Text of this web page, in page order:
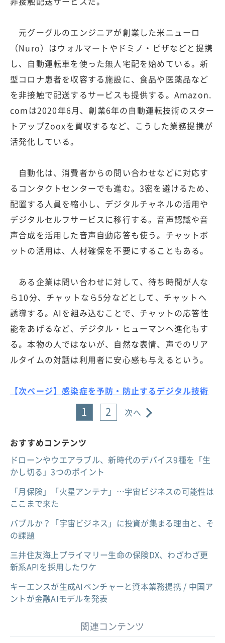
元グーグルのエンジニアが創業した米ニューロ
（Nuro）はウォルマートやドミノ・ピザなどと提携
し、自動運転車を使った無人宅配を始めている。新
型コロナ患者を収容する施設に、食品や医薬品など
を非接触で配送するサービスも提供する。Amazon.
comは2020年6月、創業6年の自動運転技術のスター
トアップZooxを買収するなど、こうした業務提携が
活発化している。
自動化は、消費者からの問い合わせなどに対応す
るコンタクトセンターでも進む。3密を避けるため、
配置する人員を縮小し、デジタルチャネルの活用や
デジタルセルフサービスに移行する。音声認識や音
声合成を活用した音声自動応答も使う。チャットボ
ットの活用は、人材確保を不要にすることもある。
ある企業は問い合わせに対して、待ち時間が人な
ら10分、チャットなら5分などとして、チャットへ
誘導する。AIを組み込むことで、チャットの応答性
能をあげるなど、デジタル・ヒューマンへ進化もす
る。本物の人ではないが、自然な表情、声でのリア
ルタイムの対話は利用者に安心感も与えるという。
【次ページ】感染症を予防・防止するデジタル技術
1 2 次へ
おすすめコンテンツ
ドローンやウエアラブル、新時代のデバイス9種を「生
かし切る」3つのポイント
「月保険」「火星アンテナ」…宇宙ビジネスの可能性は
ここまで来た
バブルか？「宇宙ビジネス」に投資が集まる理由と、そ
の課題
三井住友海上プライマリー生命の保険DX、わざわざ更
新系APIを採用したワケ
キーエンスが生成AIベンチャーと資本業務提携 / 中国ア
ントが金融AIモデルを発表
関連コンテンツ